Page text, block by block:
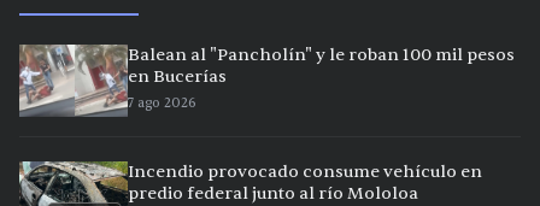
Balean al "Pancholín" y le roban 100 mil pesos
en Bucerías
7 ago 2026
Incendio provocado consume vehículo en
predio federal junto al río Mololoa